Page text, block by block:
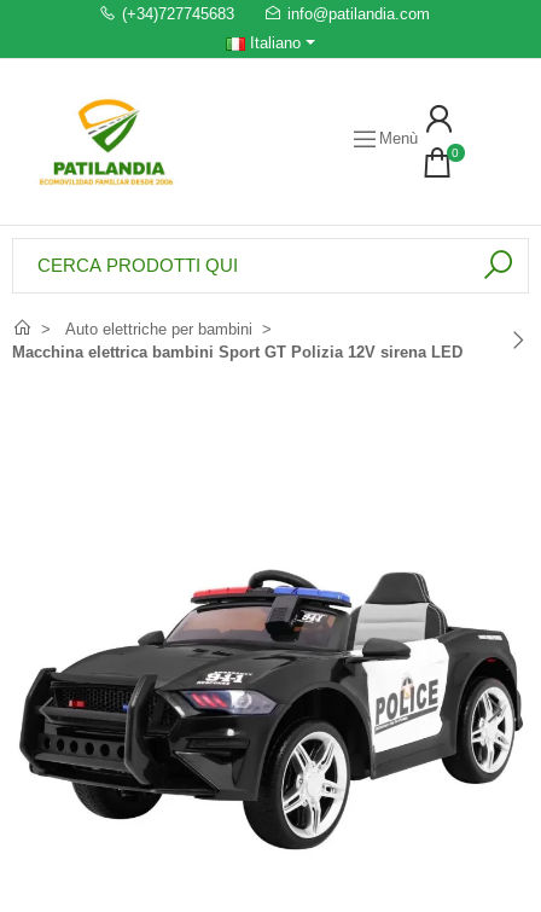
(+34)727745683
info@patilandia.com
Italiano
Menù
0
Auto elettriche per bambini
Macchina elettrica bambini Sport GT Polizia 12V sirena LED